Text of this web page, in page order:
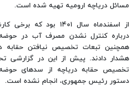
مسائل دریاچه ارومیه تهیه شده است.
از اسفندماه سال ۱۴۰۱
درباره کنترل نشدن مصرف آب در حوضه
همچنین تبعات تخصیص نیافتن حقابه
هشدار دادند. پیش از این در گزارشی
تخصیص حقابه دریاچه از سدهای حوضه
دستور رئیس جمهوری، انجام نشده است.